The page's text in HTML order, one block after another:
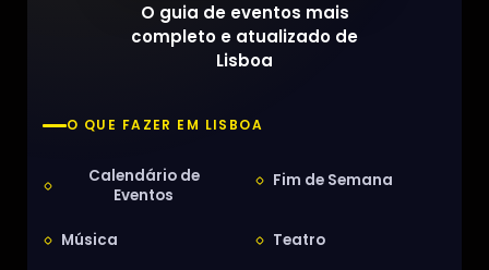
O guia de eventos mais
completo e atualizado de
Lisboa
O QUE FAZER EM LISBOA
Calendário de
Eventos
Fim de Semana
Música Teatro